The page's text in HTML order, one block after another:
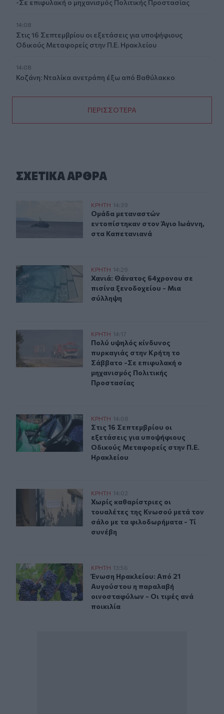
-Σε επιφυλακή ο μηχανισμός Πολιτικής Προστασίας
14:08
Στις 16 Σεπτεμβρίου οι εξετάσεις για υποψήφιους
Οδικούς Μεταφορείς στην Π.Ε. Ηρακλείου
14:08
Κοζάνη: Νταλίκα ανετράπη έξω από Βαθύλακκο
ΠΕΡΙΣΣΟΤΕΡΑ
ΣΧΕΤΙΚA AΡΘΡΑ
Νέο περιστατικό με μετανάστες - 57 άτομα
ΚΡΗΤΗ 14:39
Ομάδα μεταναστών εντοπίστηκαν
Ομάδα μεταναστών
εντοπίστηκαν στον Άγιο Ιωάννη,
στα Καπετανιανά
Χανιά: Θάνατος 64χρονου σε πισίνα ξενοδοχείου - Μια
ΚΡΗΤΗ 14:29
Χανιά: Θάνατος 64χρονου σε
Χανιά: Θάνατος 64χρονου σε
πισίνα ξενοδοχείου - Μια
σύλληψη
Πολύ υψηλός κίνδυνος πυρκαγιάς στην Κρήτη το
ΚΡΗΤΗ 14:17
Πολύ υψηλός κίνδυνος πυρκαγιάς
Πολύ υψηλός κίνδυνος
πυρκαγιάς στην Κρήτη το
Σάββατο -Σε επιφυλακή ο
μηχανισμός Πολιτικής
Προστασίας
Ηράκλειο: Ανακοινώθηκαν οι εξετάσεις Γ΄ περιόδου
ΚΡΗΤΗ 14:08
Στις 16 Σεπτεμβρίου οι
Στις 16 Σεπτεμβρίου οι
εξετάσεις για υποψήφιους
Οδικούς Μεταφορείς στην Π.Ε.
Ηρακλείου
Χωρίς καθαρίστριες οι τουαλέτες της Κνωσού μετά
ΚΡΗΤΗ 14:02
Χωρίς καθαρίστριες οι τουαλέτες
Χωρίς καθαρίστριες οι
τουαλέτες της Κνωσού μετά τον
σάλο με τα φιλοδωρήματα - Τί
συνέβη
Ένωση Ηρακλείου: Από 21 Αυγούστου η παραλαβή
ΚΡΗΤΗ 13:56
Ένωση Ηρακλείου: Από 21
Ένωση Ηρακλείου: Από 21
Αυγούστου η παραλαβή
οινοσταφύλων - Οι τιμές ανά
ποικιλία